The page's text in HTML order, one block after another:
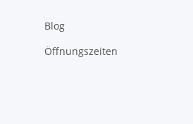
Blog
Öffnungszeiten